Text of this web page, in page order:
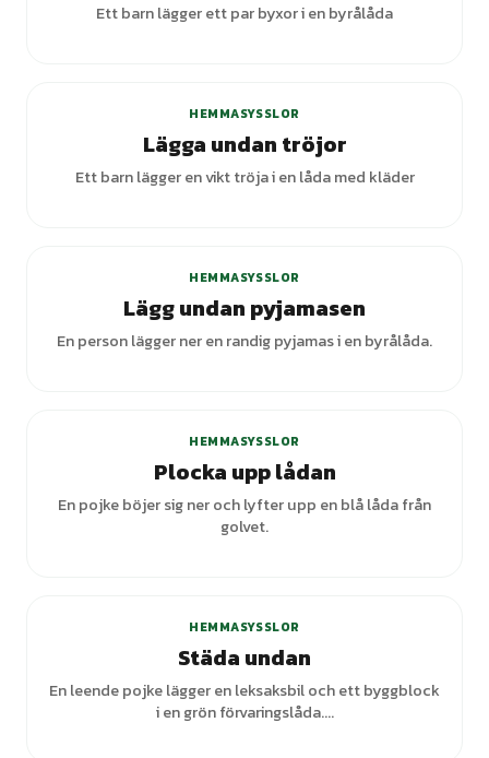
Ett barn lägger ett par byxor i en byrålåda
HEMMASYSSLOR
Lägga undan tröjor
Ett barn lägger en vikt tröja i en låda med kläder
HEMMASYSSLOR
Lägg undan pyjamasen
En person lägger ner en randig pyjamas i en byrålåda.
HEMMASYSSLOR
Plocka upp lådan
En pojke böjer sig ner och lyfter upp en blå låda från
golvet.
HEMMASYSSLOR
Städa undan
En leende pojke lägger en leksaksbil och ett byggblock
i en grön förvaringslåda....